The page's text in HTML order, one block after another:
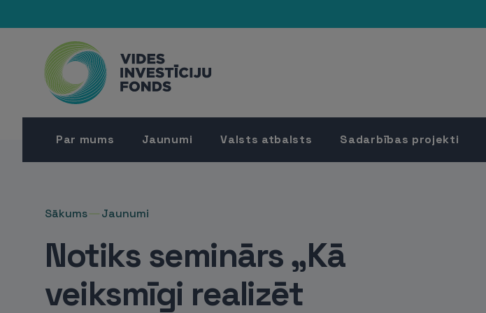
Par mums Jaunumi Valsts atbalsts Sadarbības projekti
Sākums Jaunumi
Notiks seminārs „Kā
veiksmīgi realizēt